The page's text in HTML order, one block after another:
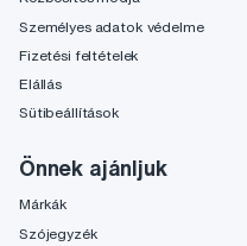
Személyes adatok védelme
Fizetési feltételek
Elállás
Sütibeállítások
Önnek ajánljuk
Márkák
Szójegyzék